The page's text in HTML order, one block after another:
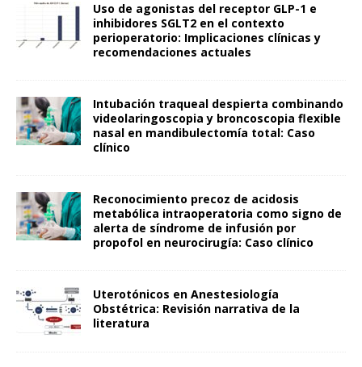
Uso de agonistas del receptor GLP-1 e
inhibidores SGLT2 en el contexto
perioperatorio: Implicaciones clínicas y
recomendaciones actuales
Intubación traqueal despierta combinando
videolaringoscopia y broncoscopia flexible
nasal en mandibulectomía total: Caso
clínico
Reconocimiento precoz de acidosis
metabólica intraoperatoria como signo de
alerta de síndrome de infusión por
propofol en neurocirugía: Caso clínico
Uterotónicos en Anestesiología
Obstétrica: Revisión narrativa de la
literatura